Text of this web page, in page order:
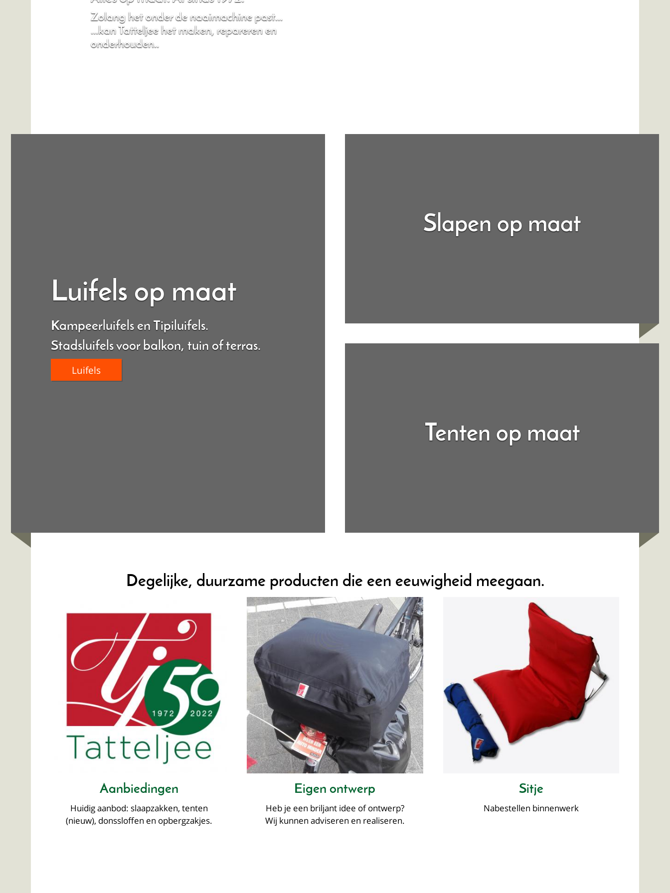
Zolang het onder de naaimachine past...
...kan Tatteljee het maken, repareren en
onderhouden..
Luifels op maat
Kampeerluifels en Tipiluifels.
Stadsluifels voor balkon, tuin of terras.
Luifels
Slapen op maat
Tenten op maat
Degelijke, duurzame producten die een eeuwigheid meegaan.
Aanbiedingen
Huidig aanbod: slaapzakken, tenten
(nieuw), donssloffen en opbergzakjes.
Eigen ontwerp
Heb je een briljant idee of ontwerp?
Wij kunnen adviseren en realiseren.
Sitje
Nabestellen binnenwerk